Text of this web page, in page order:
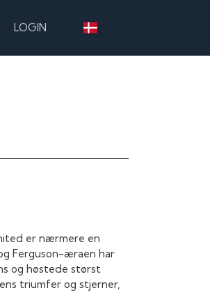
LOGIN
er nærmere en
Ferguson-æraen har
og høstede størst
triumfer og stjerner,